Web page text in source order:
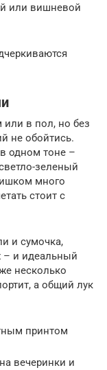
или вишневой
или в пол, но без
не обойтись.
одном тоне –
зеленый
много
стоит с
и сумочка,
– и идеальный
несколько
а общий лук
принтом
вечеринки и